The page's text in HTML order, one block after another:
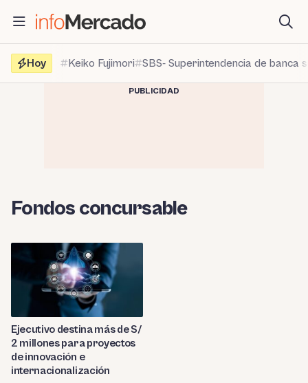
contenido
Hoy
Keiko Fujimori SBS- Superintendencia de banca
PUBLICIDAD
Fondos concursable
Ejecutivo destina más de S/
2 millones para proyectos
de innovación e
internacionalización